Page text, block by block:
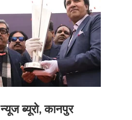
ब्यूरो, कानपुर